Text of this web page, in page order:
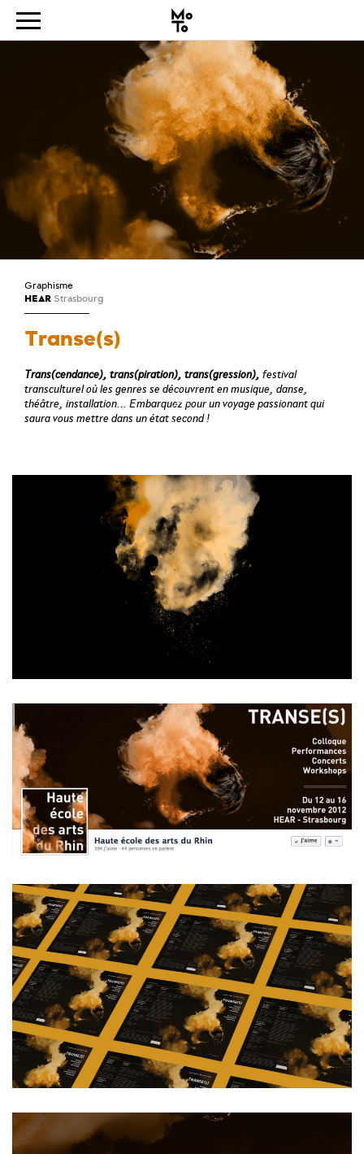
Graphisme
HEAR Strasbourg
Transe(s)
Trans(cendance), trans(piration), trans(gression), festival
transculturel où les genres se découvrent en musique, danse,
théâtre, installation... Embarquez pour un voyage passionant qui
saura vous mettre dans un état second !